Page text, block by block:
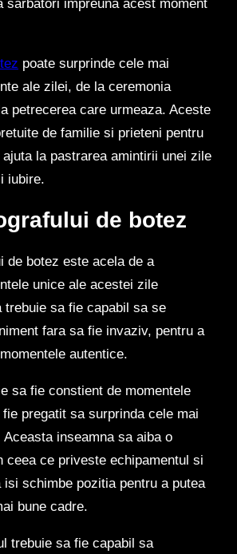
sarbatori impreuna acest moment
poate surprinde cele mai
ale zilei, de la ceremonia
petrecerea care urmeaza. Aceste
de familie si prieteni pentru
la pastrarea amintirii unei zile
iubire.
de botez
de botez este acela de a
unice ale acestei zile
trebuie sa fie capabil sa se
fara sa fie invaziv, pentru a
autentice.
sa fie constient de momentele
pregatit sa surprinda cele mai
inseamna sa aiba o
ceea ce priveste echipamentul si
schimbe pozitia pentru a putea
bune cadre.
trebuie sa fie capabil sa